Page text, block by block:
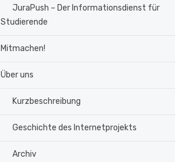
JuraPush – Der Informationsdienst für
Studierende
Mitmachen!
Über uns
Kurzbeschreibung
Geschichte des Internetprojekts
Archiv